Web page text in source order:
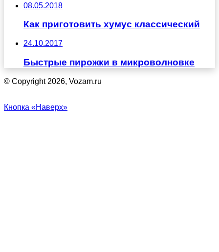
08.05.2018
Как приготовить хумус классический
24.10.2017
Быстрые пирожки в микроволновке
© Copyright 2026, Vozam.ru
Кнопка «Наверх»